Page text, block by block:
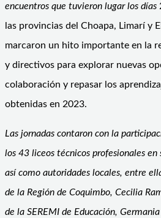
encuentros que tuvieron lugar los días
las provincias del Choapa, Limarí y
marcaron un hito importante en la
y directivos para explorar nuevas
colaboración y repasar los
obtenidas en 2023.
Las jornadas contaron con la
los 43 liceos técnicos profesionales en
así como autoridades locales, entre
de la Región de Coquimbo, Cecilia
de la SEREMI de Educación,